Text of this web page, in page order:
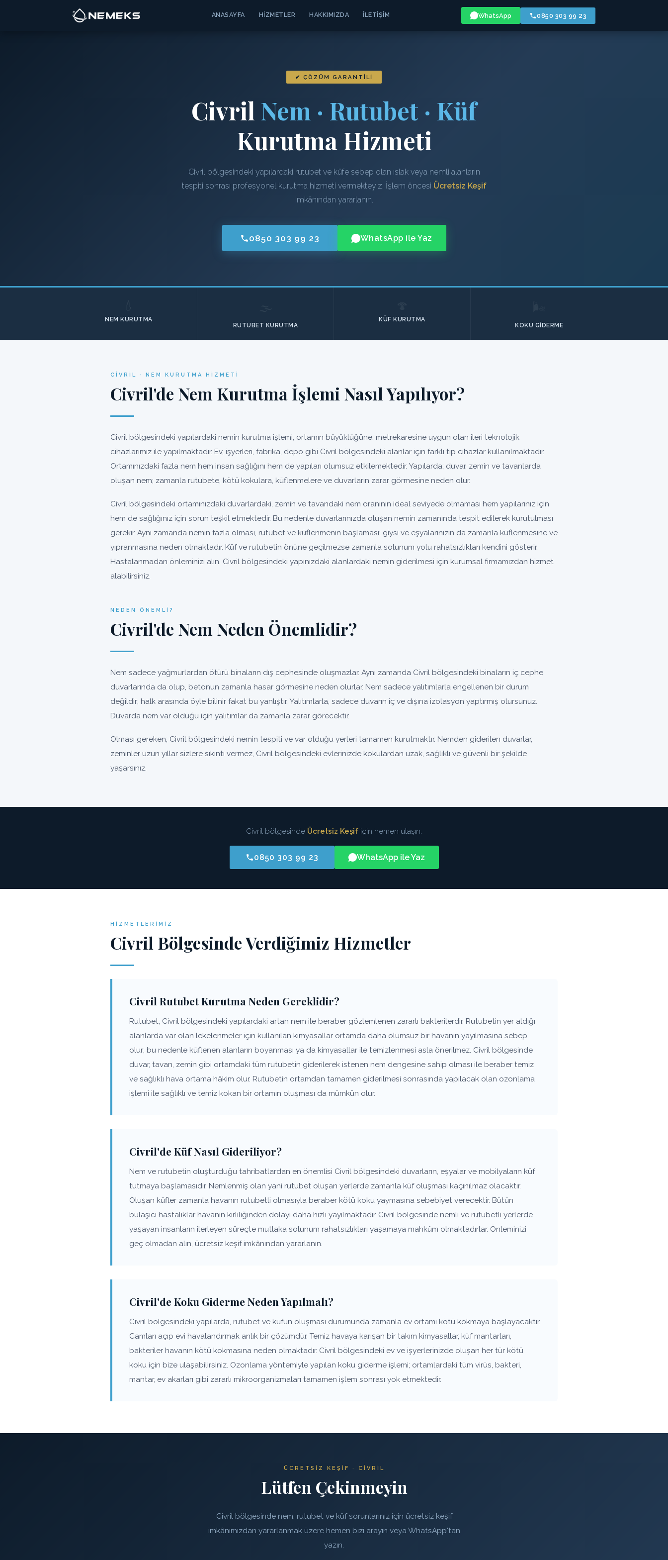
ANASAYFA HIZMETLER HAKKIMIZDA İLETIŞIM WhatsApp 0850 303 99 23
✔ ÇÖZÜM GARANTILI
Civril Nem · Rutubet · Küf
Kurutma Hizmeti
Civril bölgesindeki yapılardaki rutubet ve küfe sebep olan ıslak veya nemli alanların
tespiti sonrası profesyonel kurutma hizmeti vermekteyiz. İşlem öncesi Ücretsiz Keşif
imkânından yararlanın.
0850 303 99 23 WhatsApp ile Yaz
NEM KURUTMA
RUTUBET KURUTMA
KÜF KURUTMA
KOKU GIDERME
CIVRIL · NEM KURUTMA HIZMETI
Civril'de Nem Kurutma İşlemi Nasıl Yapılıyor?
Civril bölgesindeki yapılardaki nemin kurutma işlemi; ortamın büyüklüğüne, metrekaresine uygun olan ileri teknolojik
cihazlarımız ile yapılmaktadır. Ev, işyerleri, fabrika, depo gibi Civril bölgesindeki alanlar için farklı tip cihazlar kullanılmaktadır.
Ortamınızdaki fazla nem hem insan sağlığını hem de yapıları olumsuz etkilemektedir. Yapılarda; duvar, zemin ve tavanlarda
oluşan nem; zamanla rutubete, kötü kokulara, küflenmelere ve duvarların zarar görmesine neden olur.
Civril bölgesindeki ortamınızdaki duvarlardaki, zemin ve tavandaki nem oranının ideal seviyede olmaması hem yapılarınız için
hem de sağlığınız için sorun teşkil etmektedir. Bu nedenle duvarlarınızda oluşan nemin zamanında tespit edilerek kurutulması
gerekir. Aynı zamanda nemin fazla olması, rutubet ve küflenmenin başlaması; giysi ve eşyalarınızın da zamanla küflenmesine ve
yıpranmasına neden olmaktadır. Küf ve rutubetin önüne geçilmezse zamanla solunum yolu rahatsızlıkları kendini gösterir.
Hastalanmadan önleminizi alın. Civril bölgesindeki yapınızdaki alanlardaki nemin giderilmesi için kurumsal firmamızdan hizmet
alabilirsiniz.
NEDEN ÖNEMLI?
Civril'de Nem Neden Önemlidir?
Nem sadece yağmurlardan ötürü binaların dış cephesinde oluşmazlar. Aynı zamanda Civril bölgesindeki binaların iç cephe
duvarlarında da olup, betonun zamanla hasar görmesine neden olurlar. Nem sadece yalıtımlarla engellenen bir durum
değildir; halk arasında öyle bilinir fakat bu yanlıştır. Yalıtımlarla, sadece duvarın iç ve dışına izolasyon yaptırmış olursunuz.
Duvarda nem var olduğu için yalıtımlar da zamanla zarar görecektir.
Olması gereken; Civril bölgesindeki nemin tespiti ve var olduğu yerleri tamamen kurutmaktır. Nemden giderilen duvarlar,
zeminler uzun yıllar sizlere sıkıntı vermez, Civril bölgesindeki evlerinizde kokulardan uzak, sağlıklı ve güvenli bir şekilde
yaşarsınız.
Civril bölgesinde Ücretsiz Keşif için hemen ulaşın.
0850 303 99 23 WhatsApp ile Yaz
HIZMETLERIMIZ
Civril Bölgesinde Verdiğimiz Hizmetler
Civril Rutubet Kurutma Neden Gereklidir?
Rutubet; Civril bölgesindeki yapılardaki artan nem ile beraber gözlemlenen zararlı bakterilerdir. Rutubetin yer aldığı
alanlarda var olan lekelenmeler için kullanılan kimyasallar ortamda daha olumsuz bir havanın yayılmasına sebep
olur; bu nedenle küflenen alanların boyanması ya da kimyasallar ile temizlenmesi asla önerilmez. Civril bölgesinde
duvar, tavan, zemin gibi ortamdaki tüm rutubetin giderilerek istenen nem dengesine sahip olması ile beraber temiz
ve sağlıklı hava ortama hâkim olur. Rutubetin ortamdan tamamen giderilmesi sonrasında yapılacak olan ozonlama
işlemi ile sağlıklı ve temiz kokan bir ortamın oluşması da mümkün olur.
Civril'de Küf Nasıl Gideriliyor?
Nem ve rutubetin oluşturduğu tahribatlardan en önemlisi Civril bölgesindeki duvarların, eşyalar ve mobilyaların küf
tutmaya başlamasıdır. Nemlenmiş olan yani rutubet oluşan yerlerde zamanla küf oluşması kaçınılmaz olacaktır.
Oluşan küfler zamanla havanın rutubetli olmasıyla beraber kötü koku yaymasına sebebiyet verecektir. Bütün
bulaşıcı hastalıklar havanın kirliliğinden dolayı daha hızlı yayılmaktadır. Civril bölgesinde nemli ve rutubetli yerlerde
yaşayan insanların ilerleyen süreçte mutlaka solunum rahatsızlıkları yaşamaya mahkûm olmaktadırlar. Önleminizi
geç olmadan alın, ücretsiz keşif imkânından yararlanın.
Civril'de Koku Giderme Neden Yapılmalı?
Civril bölgesindeki yapılarda, rutubet ve küfün oluşması durumunda zamanla ev ortamı kötü kokmaya başlayacaktır.
Camları açıp evi havalandırmak anlık bir çözümdür. Temiz havaya karışan bir takım kimyasallar, küf mantarları,
bakteriler havanın kötü kokmasına neden olmaktadır. Civril bölgesindeki ev ve işyerlerinizde oluşan her tür kötü
koku için bize ulaşabilirsiniz. Ozonlama yöntemiyle yapılan koku giderme işlemi; ortamlardaki tüm virüs, bakteri,
mantar, ev akarları gibi zararlı mikroorganizmaları tamamen işlem sonrası yok etmektedir.
ÜCRETSIZ KEŞIF · CIVRIL
Lütfen Çekinmeyin
Civril bölgesinde nem, rutubet ve küf sorunlarınız için ücretsiz keşif
imkânımızdan yararlanmak üzere hemen bizi arayın veya WhatsApp'tan
yazın.